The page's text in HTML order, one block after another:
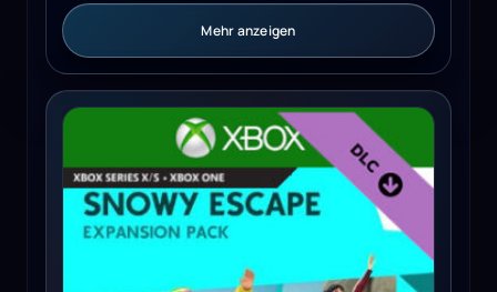
Mehr anzeigen
The Sims 4 Snowy Escape Pack (Xbox One, Series X/S) -